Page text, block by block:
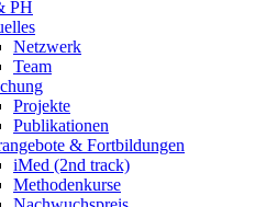
PH
Netzwerk
Team
Projekte
Publikationen
& Fortbildungen
iMed (2nd track)
Methodenkurse